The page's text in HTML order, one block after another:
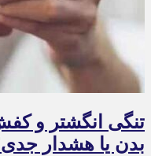
تنگی انگشتر و
بدن یا هشدار